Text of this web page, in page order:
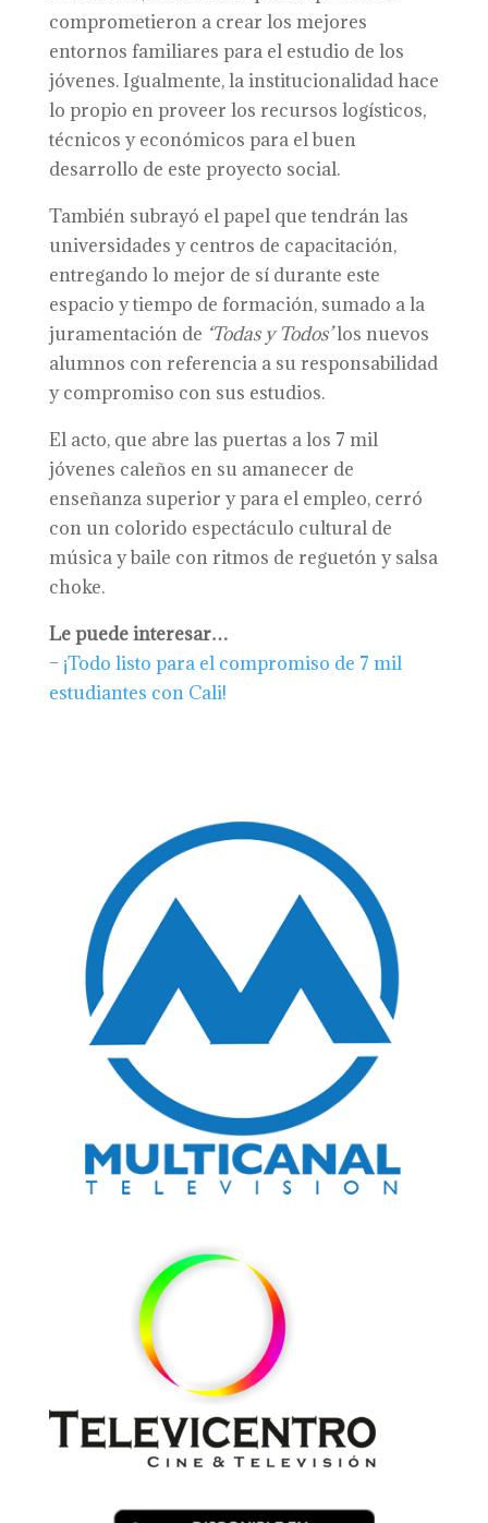
comprometieron a crear los mejores
entornos familiares para el estudio de los
jóvenes. Igualmente, la institucionalidad hace
lo propio en proveer los recursos logísticos,
técnicos y económicos para el buen
desarrollo de este proyecto social.
También subrayó el papel que tendrán las
universidades y centros de capacitación,
entregando lo mejor de sí durante este
espacio y tiempo de formación, sumado a la
juramentación de ‘Todas y Todos’los nuevos
alumnos con referencia a su responsabilidad
y compromiso con sus estudios.
El acto, que abre las puertas a los 7 mil
jóvenes caleños en su amanecer de
enseñanza superior y para el empleo, cerró
con un colorido espectáculo cultural de
música y baile con ritmos de reguetón y salsa
choke.
Le puede interesar…
– ¡Todo listo para el compromiso de 7 mil
estudiantes con Cali!